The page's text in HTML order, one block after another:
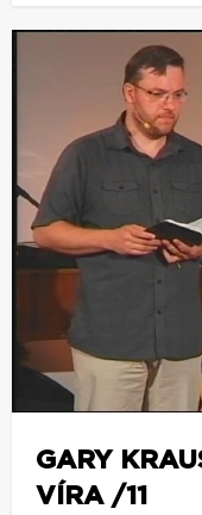
GARY
VÍRA /11